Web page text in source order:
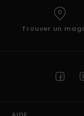
Trouver un